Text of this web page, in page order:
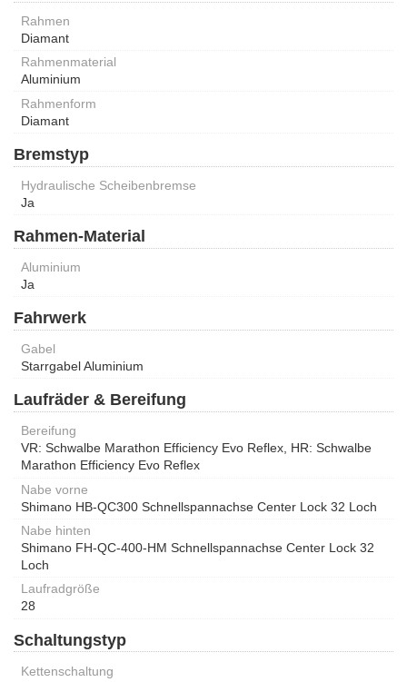
Rahmen
Diamant
Rahmenmaterial
Aluminium
Rahmenform
Diamant
Bremstyp
Hydraulische Scheibenbremse
Ja
Rahmen-Material
Aluminium
Ja
Fahrwerk
Gabel
Starrgabel Aluminium
Laufräder & Bereifung
Bereifung
VR: Schwalbe Marathon Efficiency Evo Reflex, HR: Schwalbe
Marathon Efficiency Evo Reflex
Nabe vorne
Shimano HB-QC300 Schnellspannachse Center Lock 32 Loch
Nabe hinten
Shimano FH-QC-400-HM Schnellspannachse Center Lock 32
Loch
Laufradgröße
28
Schaltungstyp
Kettenschaltung